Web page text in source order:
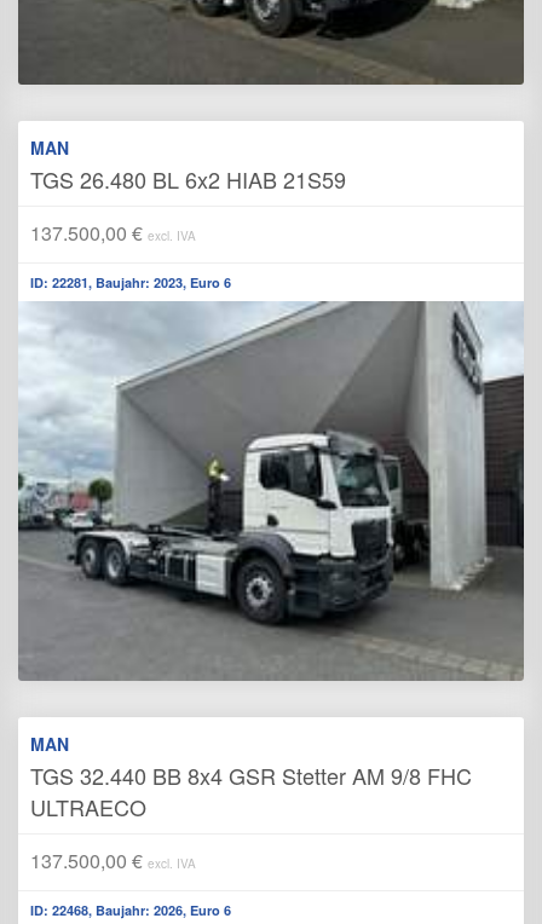
MAN
TGS 26.480 BL 6x2 HIAB 21S59
137.500,00 € excl. IVA
ID: 22281, Baujahr: 2023, Euro 6
MAN
TGS 32.440 BB 8x4 GSR Stetter AM 9/8 FHC
ULTRAECO
137.500,00 € excl. IVA
ID: 22468, Baujahr: 2026, Euro 6